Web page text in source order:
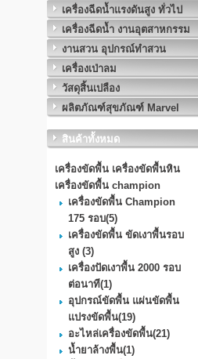
เครื่องฉีดน้ำแรงดันสูง ทั่วไป
เครื่องฉีดน้ำ งานอุตสาหกรรม
งานสวน อุปกรณ์ทำสวน
เครื่องเป่าลม
วัสดุสิ้นเปลือง
ผลิตภัณฑ์สุขภัณฑ์ Marvel
สินค้าทั้งหมด
เครื่องขัดพื้น เครื่องขัดพื้นหิน
เครื่องขัดพื้น champion
เครื่องขัดพื้น Champion
175 รอบ(5)
เครื่องขัดพื้น ขัดเงาพื้นรอบ
สูง (3)
เครื่องปัดเงาพื้น 2000 รอบ
ต่อนาที(1)
อุปกรณ์ขัดพื้น แผ่นขัดพื้น
แปรงขัดพื้น(19)
อะไหล่เครื่องขัดพื้น(21)
น้ำยาล้างพื้น(1)